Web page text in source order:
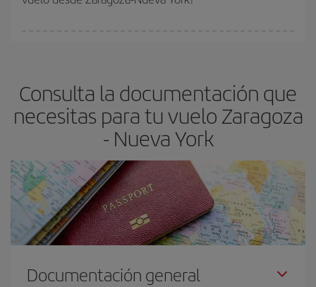
Consulta la documentación que
necesitas para tu vuelo Zaragoza
- Nueva York
Documentación general